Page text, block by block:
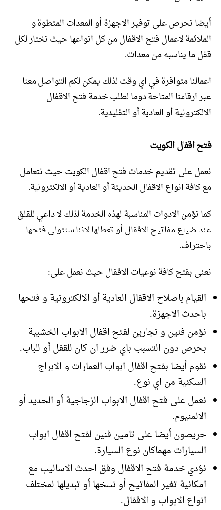
أيضا نحرص على توفير الاجهزة أو المعدات المتطوة و
الملائمة لاعمال فتح الاقفال من كل انواعها حيث نختار لكل
قفل ما يناسبه من معدات.
اعمالنا متوافرة في اي وقت لذلك يمكن لكم التواصل معنا
عبر ارقامنا المتاحة دوما لطلب خدمة فتح الاقفال
الالكترونية أو العادية أو التقليدية.
فتح اقفال الكويت
نعمل على تقديم خدمات فتح اقفال الكويت حيث نتعامل
مع كافة انواع الاقفال الحديثة أو العادية أو الالكترونية.
كما نؤمن الادوات المناسبة لهذه الخدمة لذلك لا داعي للقلق
عند ضياع مفاتيح الاقفال أو تعطلها لاننا سنتولى فتحها
باحتراف.
نعنى بفتح كافة نوعيات الاقفال حيث نعمل على:
القيام باصلاح الاقفال العادية أو الالكترونية و فتحها
باحدث الاجهزة.
نؤمن فنين و نجارين لفتح اقفال الابواب الخشبية
بحرص دون التسبب باي ضرر ان كان للقفل أو للباب.
نقوم أيضا بفتح اقفال ابواب العمارات و الابراج
السكنية من اي نوع.
نعمل على فتح اقفال الابواب الزجاجية أو الحديد أو
الالمنيوم.
حريصون أيضا على تامين فنين لفتح اقفال ابواب
السيارات مهماكان نوع السيارة.
نؤدي خدمة فتح الاقفال وفق احدث الاساليب مع
امكانية تغير المفاتيح أو نسخها أو تبديلها لمختلف
انواع الابواب و الاقفال.